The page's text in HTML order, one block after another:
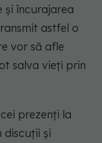
şi încurajarea
astfel o
vor să afle
salva vieţi prin
prezenți la
discuții și